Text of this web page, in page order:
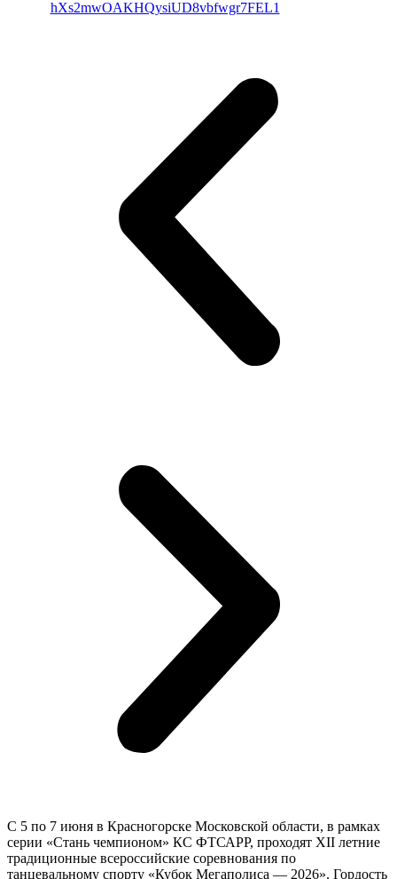
С 5 по 7 июня в Красногорске Московской области, в рамках
серии «Стань чемпионом» КС ФТСАРР, проходят XII летние
традиционные всероссийские соревнования по
танцевальному спорту «Кубок Мегаполиса — 2026». Гордость